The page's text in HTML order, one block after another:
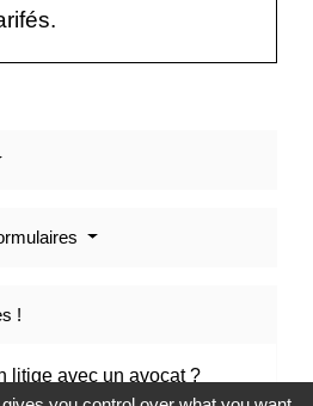
!
litige avec un avocat ?